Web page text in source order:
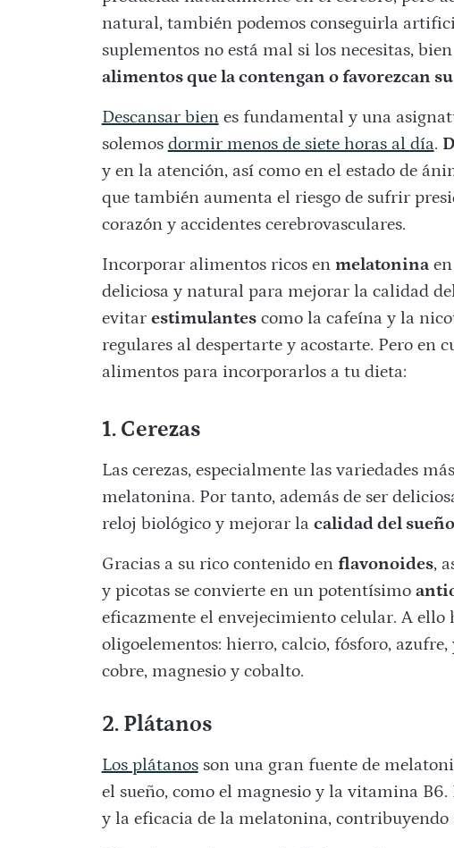
natural, también podemos conseguirla
suplementos no está mal si los necesitas,
alimentos que la contengan o favorezcan
Descansar bienes fundamental y una
solemos dormir menos de siete horas al día.
y en la atención, así como en el estado de
que también aumenta el riesgo de sufrir
corazón y accidentes cerebrovasculares.
Incorporar alimentos ricos en melatoninaen
deliciosa y natural para mejorar la calidad del
evitar estimulantescomo la cafeína y la
regulares al despertarte y acostarte. Pero en
alimentos para incorporarlos a tu dieta:
1. Cerezas
Las cerezas, especialmente las variedades más
melatonina. Por tanto, además de ser
reloj biológico y mejorar la calidad del sueño
Gracias a su rico contenido en flavonoides,
y picotas se convierte en un potentísimo
eficazmente el envejecimiento celular. A ello
oligoelementos: hierro, calcio, fósforo,
cobre, magnesio y cobalto.
2. Plátanos
Los plátanosson una gran fuente de
el sueño, como el magnesio y la vitamina
y la eficacia de la melatonina, contribuyendo